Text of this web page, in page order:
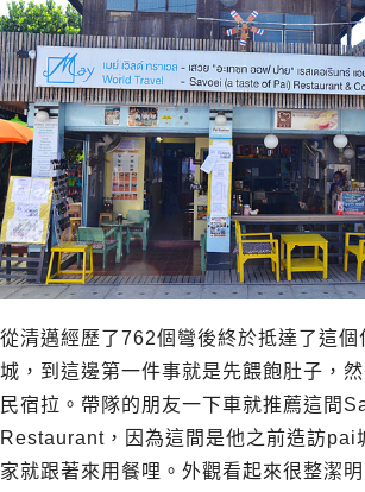
從清邁經歷了762個彎後終於抵達了這
城，到這邊第一件事就是先餵飽肚子，
民宿拉。帶隊的朋友一下車就推薦這間
Restaurant，因為這間是他之前造訪pai
家就跟著來用餐哩。外觀看起來很整潔